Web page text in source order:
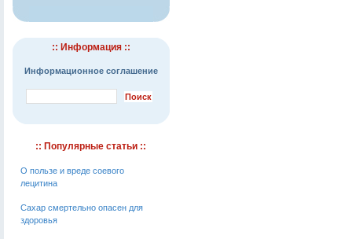
:: Информация ::
Информационное соглашение
:: Популярные статьи ::
О пользе и вреде соевого
лецитина
Сахар смертельно опасен для
здоровья